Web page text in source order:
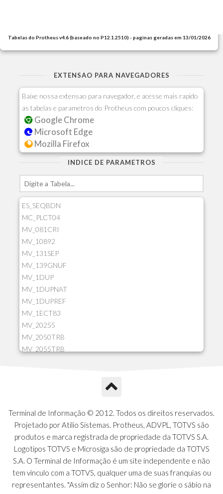
Tabelas do Protheus v4.6 (baseado no P12.1.2510) - paginas geradas em 13/01/2026
EXTENSAO PARA NAVEGADORES
Baixe nossa extensao para navegador, e acesse mais rapido
as tabelas e parametros do Protheus com poucos cliques:
Google Chrome
Microsoft Edge
Mozilla Firefox
INDICE DE PARAMETROS
ES_SEQBDN
MC_PLCT04
MV_081CRI
MV_10892
MV_131SEP
MV_139GNUF
MV_1DUP
MV_1DUPNAT
MV_1DUPREF
MV_1ECT83
MV_20255
MV_2050TRB
MV_2055TRB
MV_2GNOINC
MV_320SLD
MV_325PMDA
MV_330ATCM
MV_340LOCK
MV_3DUPREF
MV_5CLIFOR
Terminal de Informação © 2012. Todos os direitos reservados.
Projetado por Atilio Sistemas. Protheus, ADVPL, TOTVS são
produtos e marca registrada de propriedade da TOTVS S.A.
Logotipos TOTVS e Microsiga são de propriedade da TOTVS
S.A. O Terminal de Informação é um site independente e não
tem vínculo com a TOTVS, qualquer uma de suas franquias ou
representantes. "Assim diz o Senhor: Não se glorie o sábio na